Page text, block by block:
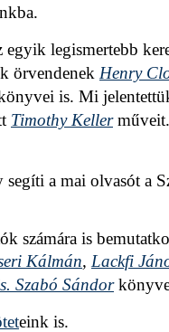
egyik legismertebb
örvendenek Henry
is. Mi
Timothy Keller
a mai olvasót a
számára is
Kálmán, Lackfi
Szabó Sándor
eink is.